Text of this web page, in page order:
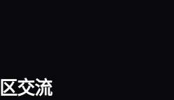
交流